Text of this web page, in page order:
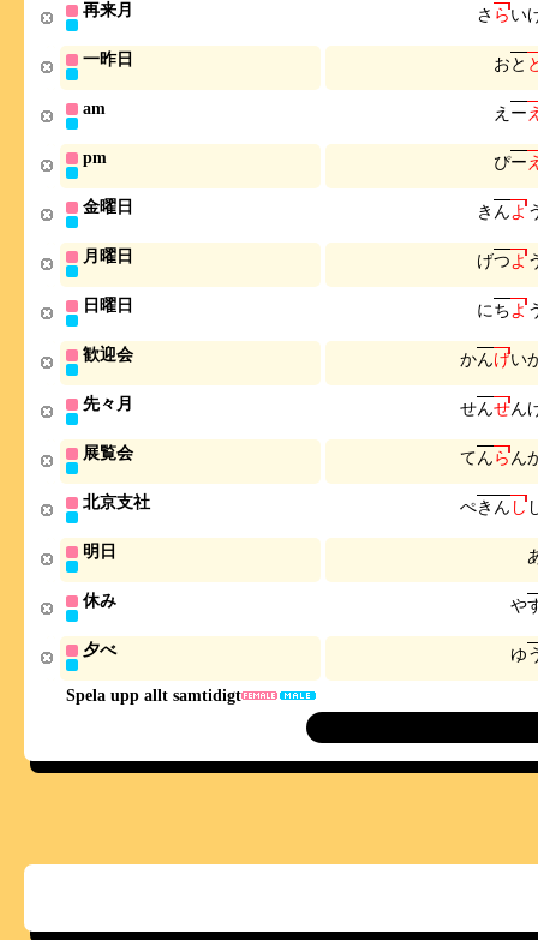
Spela upp allt samtidigt
再来月 さ らい
一昨日 おと
am え ー
pm ぴー
金曜日 き んよ
月曜日 げつよ
日曜日 にちよ
歓迎会 かんげい
先々月 せんせん
展覧会 てんらん
北京支社 ぺき ん し
明日
休み や
夕べ ゆ